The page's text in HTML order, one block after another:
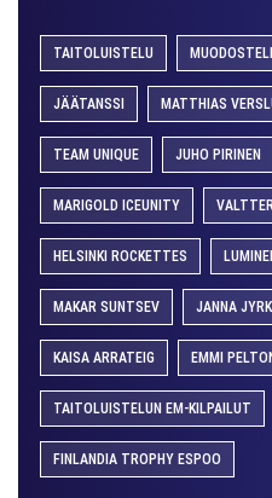
TAITOLUISTELU
JÄÄTANSSI MATTHIAS
TEAM UNIQUE JUHO PIRINEN
MARIGOLD ICEUNITY
HELSINKI ROCKETTES
MAKAR SUNTSEV JANNA
KAISA ARRATEIG EMMI
TAITOLUISTELUN EM-KILPAILUT
FINLANDIA TROPHY ESPOO